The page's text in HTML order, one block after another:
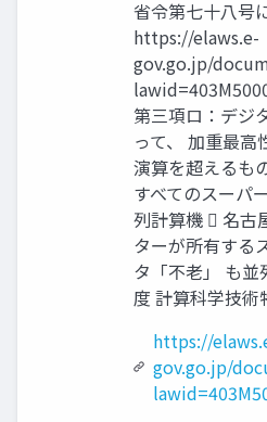
省令第七十八号
https://elaws.e-
gov.go.jp/
第三項ロ：デジ
って、 加重最
演算を超えるも
すべてのスーパ
列計算機  名古
ターが所有する
タ「不老」 も並
度 計算科学技術
https://
gov.go.jp/